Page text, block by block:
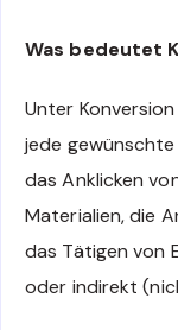
Was bedeutet
Unter
jede gewünschte
das Anklicken
Materialien, die
das Tätigen von
oder indirekt